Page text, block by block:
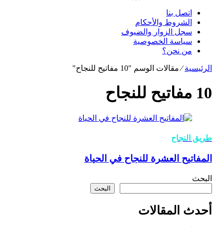
اتصل بنا
الشروط والأحكام
سجل الزوار والضيوف
سياسة الخصوصية
من نحن؟
الرئيسية⁄مقالات الوسم "10 مفاتيح للنجاح"
10 مفاتيح للنجاح
طريق النجاح
المفاتيح العشرة للنجاح في الحياة
البحث
البحث
أحدث المقالات